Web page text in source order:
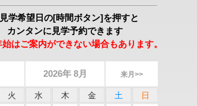
学希望日の[時間ボタン]を押すと
カンタンに見学予約できます
始はご案内ができない場合もあります。
2026年 8月 来月>>
火 水 木 金 土
日